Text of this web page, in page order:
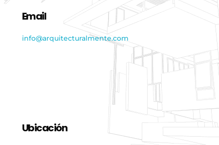
Ubicación
Email
info@arquitecturalmente.com